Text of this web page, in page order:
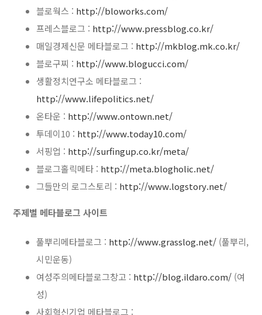
블로웍스 : http://bloworks.com/
프레스블로그 : http://www.pressblog.co.kr/
매일경제신문 메타블로그 : http://mkblog.mk.co.kr/
블로구찌 : http://www.blogucci.com/
생활정치연구소 메타블로그 :
http://www.lifepolitics.net/
온타운 : http://www.ontown.net/
투데이10 : http://www.today10.com/
서핑업 : http://surfingup.co.kr/meta/
블로그홀릭메타 : http://meta.blogholic.net/
그들만의 로그스토리 : http://www.logstory.net/
주제별 메타블로그 사이트
풀뿌리메타블로그 : http://www.grasslog.net/ (풀뿌리,
시민운동)
여성주의메타블로그창고 : http://blog.ildaro.com/ (여
성)
사회혁신기업 메타블로그 :